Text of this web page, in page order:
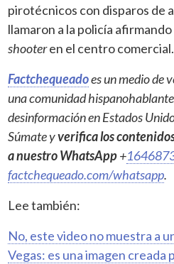
pirotécnicos con disparos de
llamaron a la policía
shooteren el centro comercial.
Factchequeadoes un medio de
una comunidad
desinformación en Estados
Súmate yverifica los
a nuestro WhatsApp+
factchequeado.com/whatsapp.
Lee también:
No, este video no muestra a
Vegas: es una imagen creada